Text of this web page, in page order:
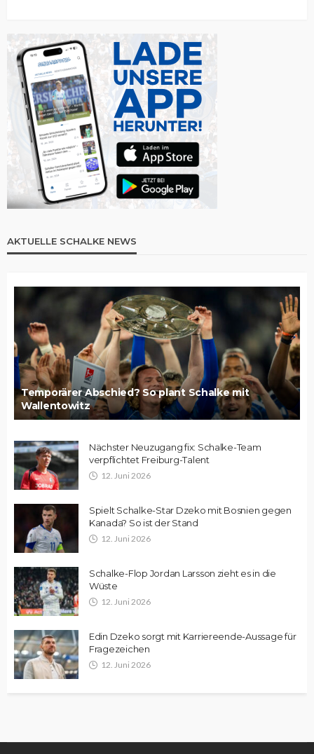
AKTUELLE SCHALKE NEWS
Temporärer Abschied? So plant Schalke mit
Wallentowitz
Nächster Neuzugang fix: Schalke-Team
verpflichtet Freiburg-Talent
12. Juni 2026
Spielt Schalke-Star Dzeko mit Bosnien gegen
Kanada? So ist der Stand
12. Juni 2026
Schalke-Flop Jordan Larsson zieht es in die
Wüste
12. Juni 2026
Edin Dzeko sorgt mit Karriereende-Aussage für
Fragezeichen
12. Juni 2026